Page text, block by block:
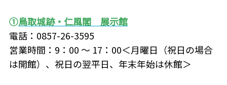
①鳥取城跡・仁風閣 展示館
電話：0857-26-3595
営業時間：9：00 ～ 17：00＜月曜日（祝日の場合
は開館）、祝日の翌平日、年末年始は休館＞